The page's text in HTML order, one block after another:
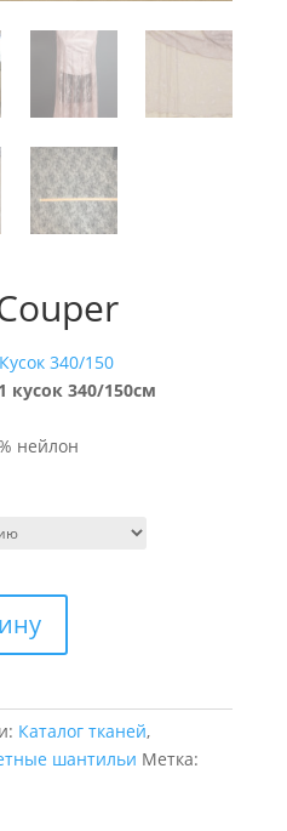
340/150
340/150см
нейлон
Каталог тканей,
шантильи Метка: